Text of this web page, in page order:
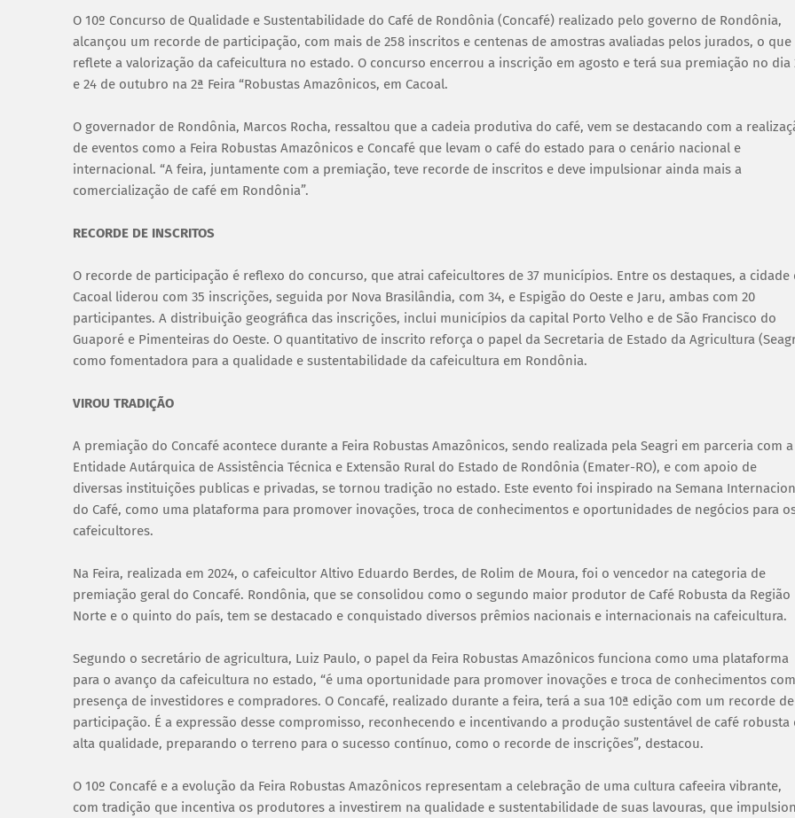
O 10º Concurso de Qualidade e Sustentabilidade do Café de Rondônia (Concafé) realizado pelo governo de Rondônia,
alcançou um recorde de participação, com mais de 258 inscritos e centenas de amostras avaliadas pelos jurados, o que
reflete a valorização da cafeicultura no estado. O concurso encerrou a inscrição em agosto e terá sua premiação no dia
e 24 de outubro na 2ª Feira “Robustas Amazônicos, em Cacoal.
O governador de Rondônia, Marcos Rocha, ressaltou que a cadeia produtiva do café, vem se destacando com a
de eventos como a Feira Robustas Amazônicos e Concafé que levam o café do estado para o cenário nacional e
internacional. “A feira, juntamente com a premiação, teve recorde de inscritos e deve impulsionar ainda mais a
comercialização de café em Rondônia”.
RECORDE DE INSCRITOS
O recorde de participação é reflexo do concurso, que atrai cafeicultores de 37 municípios. Entre os destaques, a cidade
Cacoal liderou com 35 inscrições, seguida por Nova Brasilândia, com 34, e Espigão do Oeste e Jaru, ambas com 20
participantes. A distribuição geográfica das inscrições, inclui municípios da capital Porto Velho e de São Francisco do
Guaporé e Pimenteiras do Oeste. O quantitativo de inscrito reforça o papel da Secretaria de Estado da Agricultura
como fomentadora para a qualidade e sustentabilidade da cafeicultura em Rondônia.
VIROU TRADIÇÃO
A premiação do Concafé acontece durante a Feira Robustas Amazônicos, sendo realizada pela Seagri em parceria com a
Entidade Autárquica de Assistência Técnica e Extensão Rural do Estado de Rondônia (Emater-RO), e com apoio de
diversas instituições publicas e privadas, se tornou tradição no estado. Este evento foi inspirado na Semana
do Café, como uma plataforma para promover inovações, troca de conhecimentos e oportunidades de negócios para
cafeicultores.
Na Feira, realizada em 2024, o cafeicultor Altivo Eduardo Berdes, de Rolim de Moura, foi o vencedor na categoria de
premiação geral do Concafé. Rondônia, que se consolidou como o segundo maior produtor de Café Robusta da Região
Norte e o quinto do país, tem se destacado e conquistado diversos prêmios nacionais e internacionais na cafeicultura.
Segundo o secretário de agricultura, Luiz Paulo, o papel da Feira Robustas Amazônicos funciona como uma plataforma
para o avanço da cafeicultura no estado, “é uma oportunidade para promover inovações e troca de conhecimentos
presença de investidores e compradores. O Concafé, realizado durante a feira, terá a sua 10ª edição com um recorde de
participação. É a expressão desse compromisso, reconhecendo e incentivando a produção sustentável de café robusta
alta qualidade, preparando o terreno para o sucesso contínuo, como o recorde de inscrições”, destacou.
O 10º Concafé e a evolução da Feira Robustas Amazônicos representam a celebração de uma cultura cafeeira vibrante,
com tradição que incentiva os produtores a investirem na qualidade e sustentabilidade de suas lavouras, que